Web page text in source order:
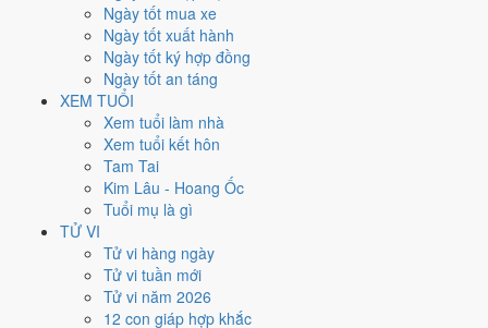
Ngày tốt mua xe
Ngày tốt xuất hành
Ngày tốt ký hợp đồng
Ngày tốt an táng
XEM TUỔI
Xem tuổi làm nhà
Xem tuổi kết hôn
Tam Tai
Kim Lâu - Hoang Ốc
Tuổi mụ là gì
TỬ VI
Tử vi hàng ngày
Tử vi tuần mới
Tử vi năm 2026
12 con giáp hợp khắc
Ngày tốt trở lên
Ngày bình thường
Năm 1998 là năm con gì, mệnh